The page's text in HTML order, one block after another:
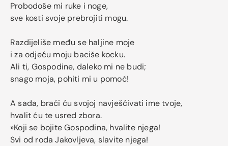
Probodoše mi ruke i noge,
sve kosti svoje prebrojiti mogu.
Razdijeliše među se haljine moje
i za odjeću moju baciše kocku.
Ali ti, Gospodine, daleko mi ne budi;
snago moja, pohiti mi u pomoć!
A sada, braći ću svojoj navješćivati ime tvoje,
hvalit ću te usred zbora.
»Koji se bojite Gospodina, hvalite njega!
Svi od roda Jakovljeva, slavite njega!